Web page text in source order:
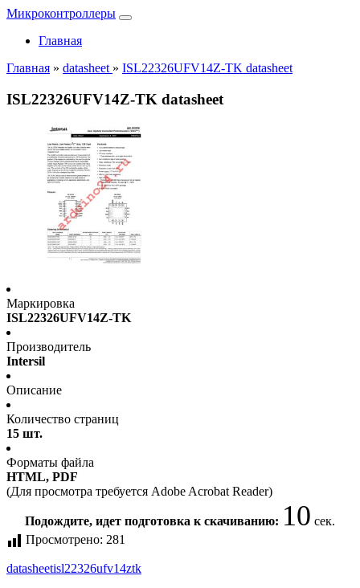
Микроконтроллеры
Главная
Главная » datasheet » ISL22326UFV14Z-TK datasheet
ISL22326UFV14Z-TK datasheet
Маркировка
ISL22326UFV14Z-TK
Производитель
Intersil
Описание
Количество страниц
15 шт.
Форматы файла
HTML, PDF
(Для просмотра требуется Adobe Acrobat Reader)
Подождите, идет подготовка к скачиванию: 10 сек.
Просмотрено: 281
datasheetisl22326ufv14ztk